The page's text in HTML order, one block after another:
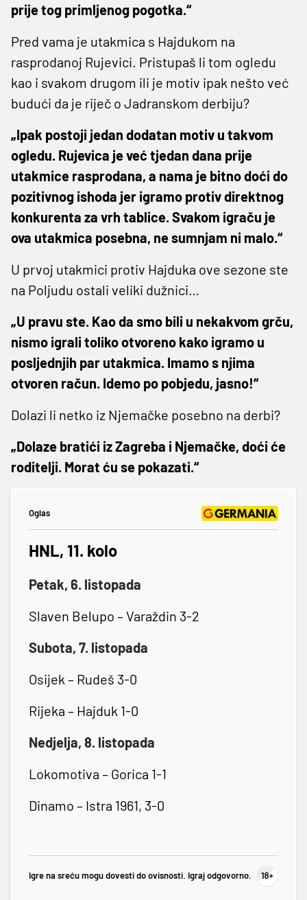
prije tog primljenog pogotka.“
Pred vama je utakmica s Hajdukom na
rasprodanoj Rujevici. Pristupaš li tom ogledu
kao i svakom drugom ili je motiv ipak nešto već
budući da je riječ o Jadranskom derbiju?
„Ipak postoji jedan dodatan motiv u takvom
ogledu. Rujevica je već tjedan dana prije
utakmice rasprodana, a nama je bitno doći do
pozitivnog ishoda jer igramo protiv direktnog
konkurenta za vrh tablice. Svakom igraču je
ova utakmica posebna, ne sumnjam ni malo.“
U prvoj utakmici protiv Hajduka ove sezone ste
na Poljudu ostali veliki dužnici…
„U pravu ste. Kao da smo bili u nekakvom grču,
nismo igrali toliko otvoreno kako igramo u
posljednjih par utakmica. Imamo s njima
otvoren račun. Idemo po pobjedu, jasno!“
Dolazi li netko iz Njemačke posebno na derbi?
„Dolaze bratići iz Zagreba i Njemačke, doći će
roditelji. Morat ću se pokazati.“
Oglas
HNL, 11. kolo
Petak, 6. listopada
Slaven Belupo – Varaždin 3-2
Subota, 7. listopada
Osijek – Rudeš 3-0
Rijeka – Hajduk 1-0
Nedjelja, 8. listopada
Lokomotiva – Gorica 1-1
Dinamo – Istra 1961, 3-0
Igre na sreću mogu dovesti do ovisnosti. Igraj odgovorno.